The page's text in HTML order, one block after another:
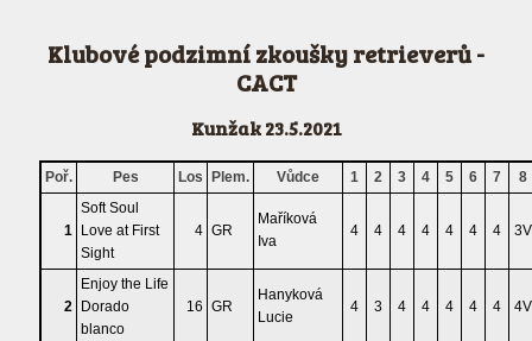
Klubové podzimní zkoušky retrieverů -
CACT
Kunžak 23.5.2021
Poř. Pes Los Plem. Vůdce 1 2 3 4 5 6 7 8
1
Soft Soul
Love at First
Sight
4 GR
Maříková
Iva
4 4 4 4 4 4 4 3V
2
Enjoy the Life
Dorado
blanco
16 GR
Hanyková
Lucie
4 3 4 4 4 4 4 4V